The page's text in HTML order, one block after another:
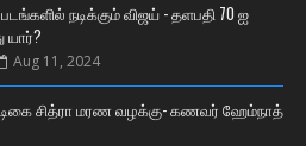
நடிக்கும் விஜய் - தளபதி 70 ஐ
Aug 11, 2024
சித்ரா மரண வழக்கு- கணவர் ஹேம்நாத்